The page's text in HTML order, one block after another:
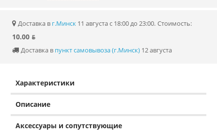
Доставка в г.Минск 11 августа с 18:00 до 23:00. Стоимость:
10.00 ƃ
Доставка в пункт самовывоза (г.Минск) 12 августа
Характеристики
Описание
Аксессуары и сопутствующие